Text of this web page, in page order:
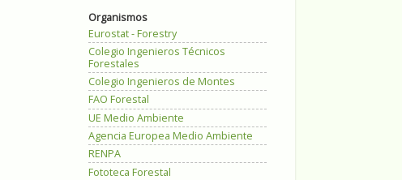
Organismos
Eurostat - Forestry
Colegio Ingenieros Técnicos
Forestales
Colegio Ingenieros de Montes
FAO Forestal
UE Medio Ambiente
Agencia Europea Medio Ambiente
RENPA
Fototeca Forestal